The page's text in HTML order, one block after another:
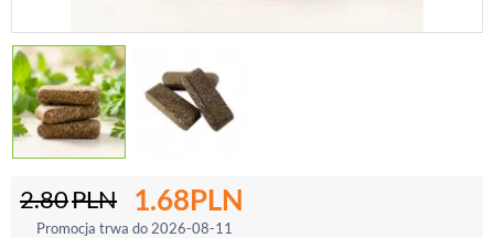
2.80PLN 1.68PLN
Promocja trwa do 2026-08-11